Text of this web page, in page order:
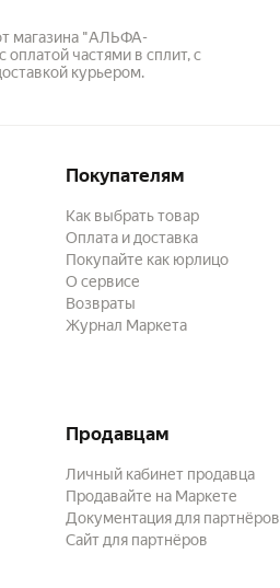
магазина "АЛЬФА-
частями в сплит, с
курьером.
Покупателям
Как выбрать товар
Оплата и доставка
Покупайте как юрлицо
О сервисе
Возвраты
Журнал Маркета
Продавцам
Личный кабинет продавца
Продавайте на Маркете
Документация для партнёров
Сайт для партнёров